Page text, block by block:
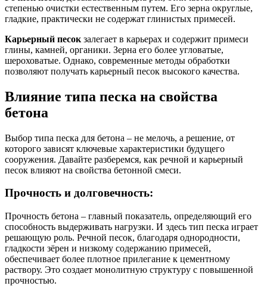
степенью очистки естественным путем. Его зерна округлые,
гладкие, практически не содержат глинистых примесей.
Карьерный песок залегает в карьерах и содержит примеси
глины, камней, органики. Зерна его более угловатые,
шероховатые. Однако, современные методы обработки
позволяют получать карьерный песок высокого качества.
Влияние типа песка на свойства
бетона
Выбор типа песка для бетона – не мелочь, а решение, от
которого зависят ключевые характеристики будущего
сооружения. Давайте разберемся, как речной и карьерный
песок влияют на свойства бетонной смеси.
Прочность и долговечность:
Прочность бетона – главный показатель, определяющий его
способность выдерживать нагрузки. И здесь тип песка играет
решающую роль. Речной песок, благодаря однородности,
гладкости зёрен и низкому содержанию примесей,
обеспечивает более плотное прилегание к цементному
раствору. Это создает монолитную структуру с повышенной
прочностью.